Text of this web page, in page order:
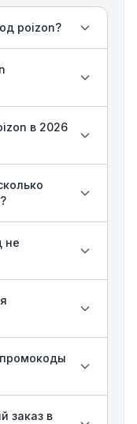
poizon?
в 2026
не
заказ в